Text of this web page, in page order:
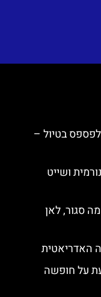
לפספס בטיול –
ושייט
סגור, לאן
האדריאטית
על חופשה